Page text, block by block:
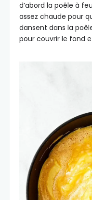
d’abord la poêle à
assez chaude pour
dansent dans la
pour couvrir le fond